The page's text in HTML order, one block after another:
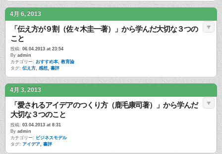
4月 6, 2013
「伝え方が９割（佐々木圭一著）」から学んだ大切な３つの
こと
投稿: 06.04.2013 at 23:54
By admin
カテゴリー: おすすめ本, 教育論
タグ: 伝え方, 感想, 書評
4月 3, 2013
「愛されるアイデアのつくり方（鹿毛康司著）」から学んだ
大切な３つのこと
投稿: 03.04.2013 at 8:31
By admin
カテゴリー: ビジネスモデル
タグ: アイデア, 書評